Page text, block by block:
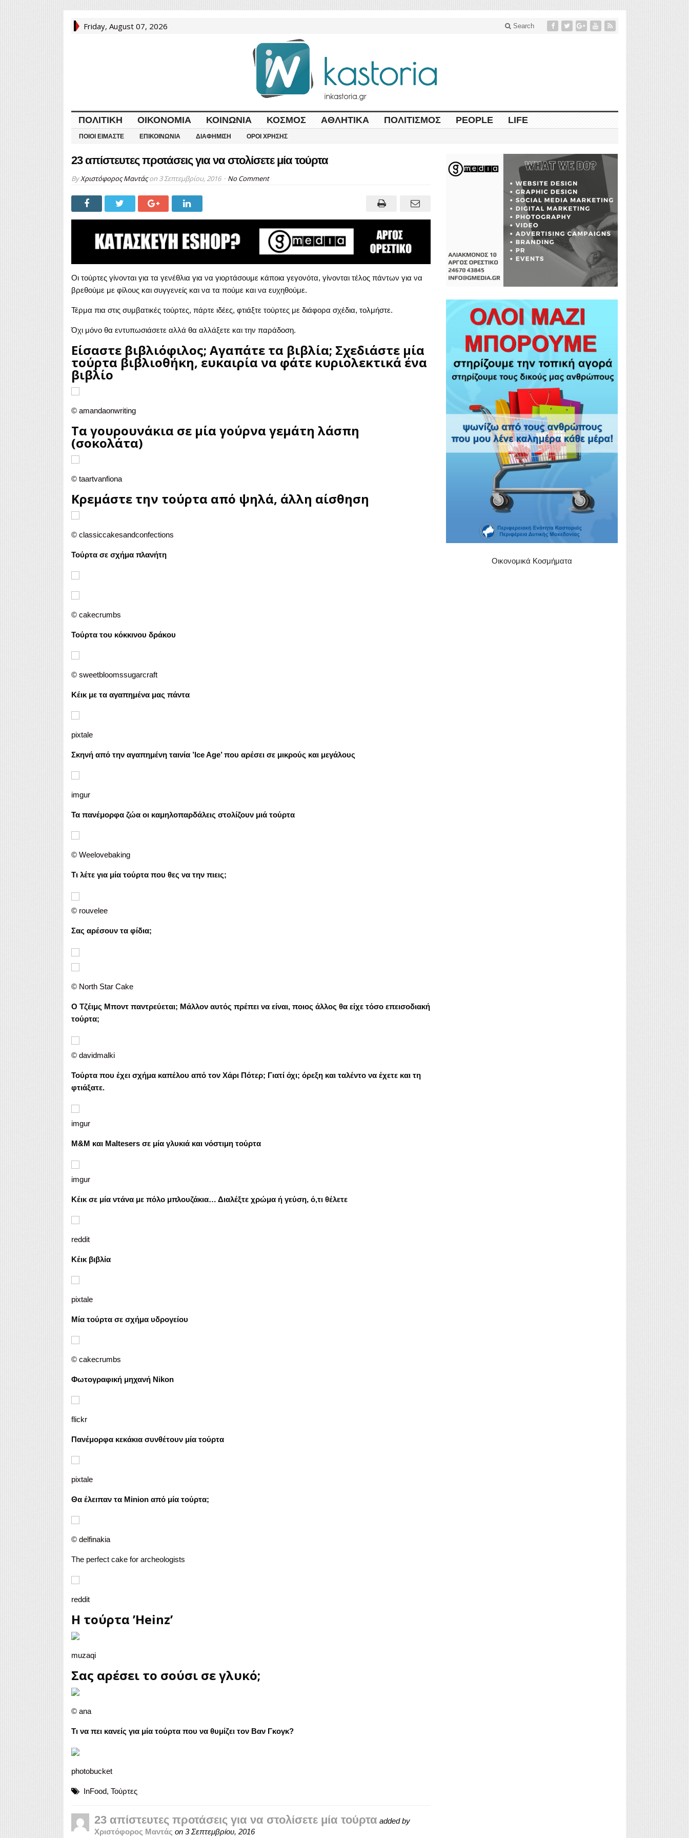
Friday, August 07, 2026 Search
ΠΟΛΙΤΙΚΉ ΟΙΚΟΝΟΜΊΑ ΚΟΙΝΩΝΊΑ ΚΌΣΜΟΣ ΑΘΛΗΤΙΚΆ ΠΟΛΙΤΙΣΜΌΣ PEOPLE LIFE
ΠΟΙΟΙ ΕΊΜΑΣΤΕ ΕΠΙΚΟΙΝΩΝΊΑ ΔΙΑΦΉΜΙΣΗ ΌΡΟΙ ΧΡΉΣΗΣ
23 απίστευτες προτάσεις για να στολίσετε μία τούρτα
ByΧριστόφορος Μαντάςon 3 Σεπτεμβρίου, 2016 No Comment
Οι τούρτες γίνονται για τα γενέθλια για να γιορτάσουμε κάποια γεγονότα, γίνονται τέλος πάντων για να
βρεθούμε με φίλους και συγγενείς και να τα πούμε και να ευχηθούμε.
Τέρμα πια στις συμβατικές τούρτες, πάρτε ιδέες, φτιάξτε τούρτες με διάφορα σχέδια, τολμήστε.
Όχι μόνο θα εντυπωσιάσετε αλλά θα αλλάξετε και την παράδοση.
Είσαστε βιβλιόφιλος; Αγαπάτε τα βιβλία; Σχεδιάστε μία
τούρτα βιβλιοθήκη, ευκαιρία να φάτε κυριολεκτικά ένα
βιβλίο
© amandaonwriting
Τα γουρουνάκια σε μία γούρνα γεμάτη λάσπη
(σοκολάτα)
© taartvanfiona
Κρεμάστε την τούρτα από ψηλά, άλλη αίσθηση
© classiccakesandconfections
Τούρτα σε σχήμα πλανήτη
© cakecrumbs
Τούρτα του κόκκινου δράκου
© sweetbloomssugarcraft
Κέικ με τα αγαπημένα μας πάντα
pixtale
Σκηνή από την αγαπημένη ταινία ’Ice Age’ που αρέσει σε μικρούς και μεγάλους
imgur
Τα πανέμορφα ζώα οι καμηλοπαρδάλεις στολίζουν μιά τούρτα
© Weelovebaking
Τι λέτε για μία τούρτα που θες να την πιεις;
© rouvelee
Σας αρέσουν τα φίδια;
© North Star Cake
Ο Τζέιμς Μποντ παντρεύεται; Μάλλον αυτός πρέπει να είναι, ποιος άλλος θα είχε τόσο επεισοδιακή
τούρτα;
© davidmalki
Τούρτα που έχει σχήμα καπέλου από τον Χάρι Πότερ; Γιατί όχι; όρεξη και ταλέντο να έχετε και τη
φτιάξατε.
imgur
M&M και Maltesers σε μία γλυκιά και νόστιμη τούρτα
imgur
Κέικ σε μία ντάνα με πόλο μπλουζάκια… Διαλέξτε χρώμα ή γεύση, ό,τι θέλετε
reddit
Κέικ βιβλία
pixtale
Μία τούρτα σε σχήμα υδρογείου
© cakecrumbs
Φωτογραφική μηχανή Nikon
flickr
Πανέμορφα κεκάκια συνθέτουν μία τούρτα
pixtale
Θα έλειπαν τα Minion από μία τούρτα;
© delfinakia
The perfect cake for archeologists
reddit
Η τούρτα ’Heinz’
muzaqi
Σας αρέσει το σούσι σε γλυκό;
© ana
Τι να πει κανείς για μία τούρτα που να θυμίζει τον Βαν Γκογκ?
photobucket
InFood, Τούρτες
23 απίστευτες προτάσεις για να στολίσετε μία τούρτα added by
Χριστόφορος Μαντάς on 3 Σεπτεμβρίου, 2016
Οικονομικά Κοσμήματα